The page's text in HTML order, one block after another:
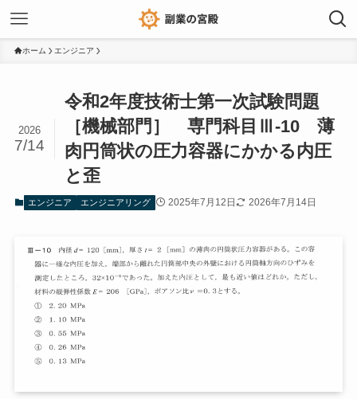
ホーム エンジニア
令和2年度技術士第一次試験問題
［機械部門］ 専門科目Ⅲ-10 薄
肉円筒状の圧力容器にかかる内圧
と歪
2026
7/14
エンジニア エンジニアリング 2025年7月12日 2026年7月14日